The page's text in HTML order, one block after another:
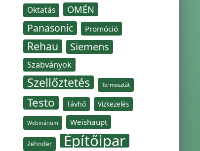
Oktatás OMÉN
Panasonic Promóció
Rehau Siemens
Szabványok
Szellőztetés Termosztát
Testo Távhő Vízkezelés
Webinárium Weishaupt
Zehnder Építőipar